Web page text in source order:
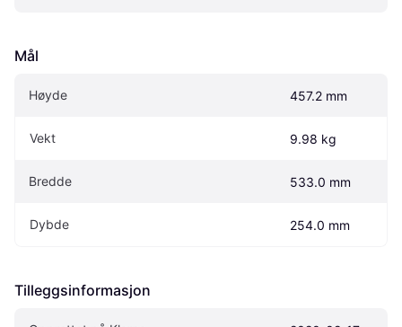
Mål
Høyde 457.2 mm
Vekt 9.98 kg
Bredde 533.0 mm
Dybde 254.0 mm
Tilleggsinformasjon